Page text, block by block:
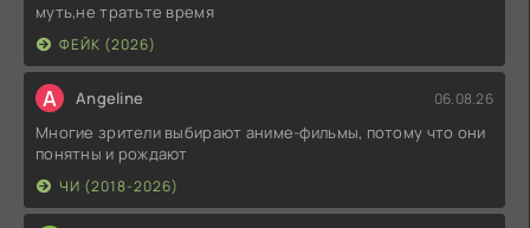
муть,не тратьте время
ФЕЙК (2026)
A Angeline 06.08.26
Многие зрители выбирают аниме-фильмы, потому что они
понятны и рождают
ЧИ (2018-2026)